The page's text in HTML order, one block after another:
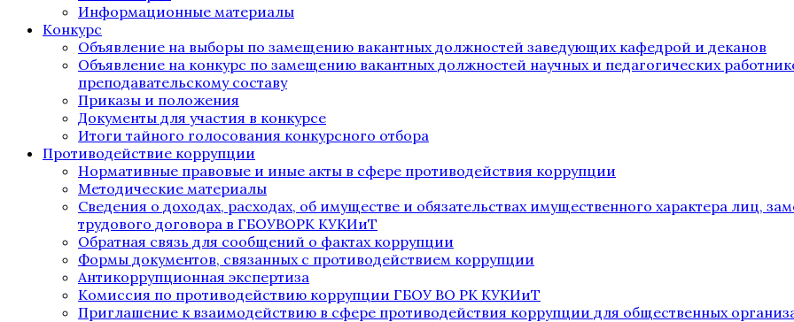
Информационные материалы
Конкурс
Объявление на выборы по замещению вакантных должностей заведующих кафедрой и деканов
Объявление на конкурс по замещению вакантных должностей научных и педагогических
преподавательскому составу
Приказы и положения
Документы для участия в конкурсе
Итоги тайного голосования конкурсного отбора
Противодействие коррупции
Нормативные правовые и иные акты в сфере противодействия коррупции
Методические материалы
Сведения о доходах, расходах, об имуществе и обязательствах имущественного характера лиц,
трудового договора в ГБОУВОРК КУКИиТ
Обратная связь для сообщений о фактах коррупции
Формы документов, связанных с противодействием коррупции
Антикоррупционная экспертиза
Комиссия по противодействию коррупции ГБОУ ВО РК КУКИиТ
Приглашение к взаимодействию в сфере противодействия коррупции для общественных